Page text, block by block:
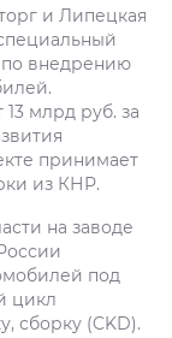
и Липецкая
внедрению
млрд руб. за
принимает
из КНР.
на заводе
под
цикл
сборку (CKD).